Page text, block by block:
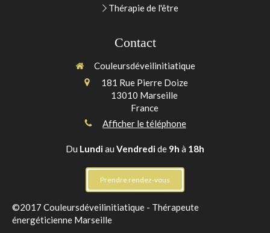
Thérapie de l'être
Contact
Couleursdéveilinitiatique
181 Rue Pierre Doize
13010 Marseille
France
Afficher le téléphone
Du Lundiau Vendredide 9h à 18h
Prendre rendez-vous
©2017 Couleursdéveilinitiatique - Thérapeute
énergéticienne Marseille